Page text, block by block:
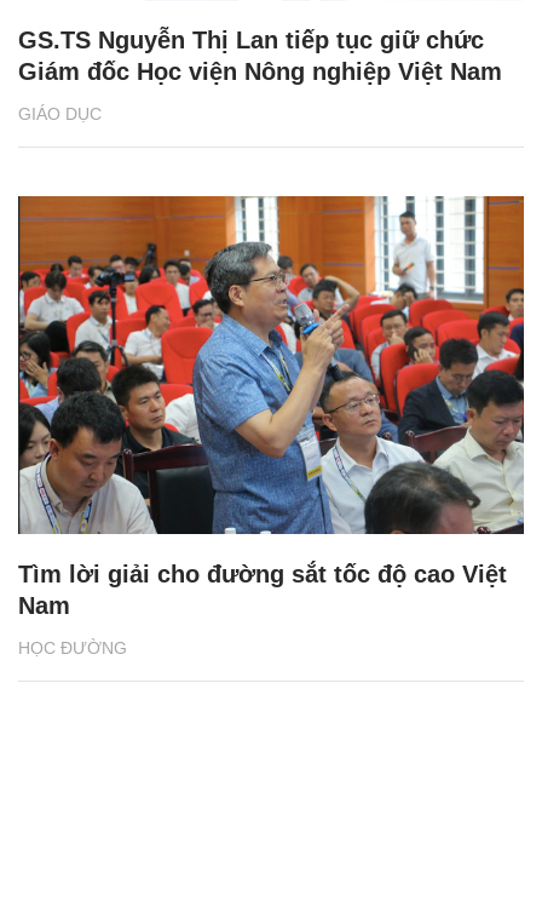
GIÁO DỤC
GS.TS Nguyễn Thị Lan tiếp tục giữ chức
Giám đốc Học viện Nông nghiệp Việt Nam
HỌC ĐƯỜNG
Tìm lời giải cho đường sắt tốc độ cao Việt
Nam